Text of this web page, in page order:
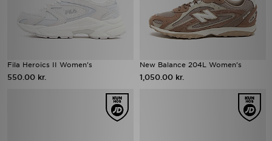
Fila Heroics II Women's
550.00 kr.
New Balance 204L Women's
1,050.00 kr.